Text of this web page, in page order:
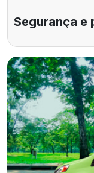
Segurança e